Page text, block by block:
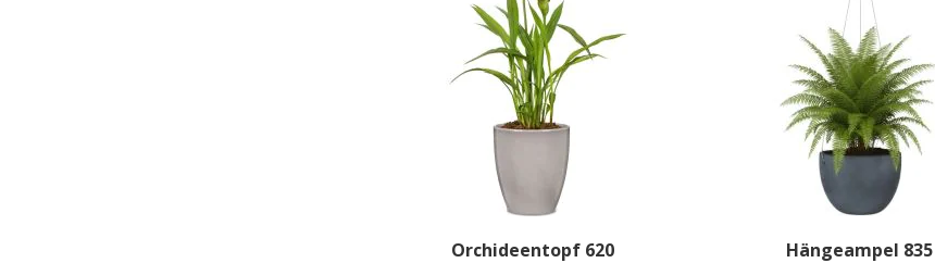
Orchideentopf 620 Hängeampel 835